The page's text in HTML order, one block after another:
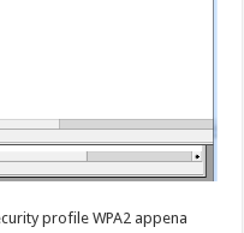
profile WPA2 appena